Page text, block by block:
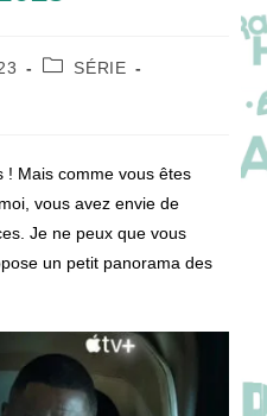
PostSÉRIE
! Mais comme vous êtes
vous avez envie de
Je ne peux que vous
un petit panorama des